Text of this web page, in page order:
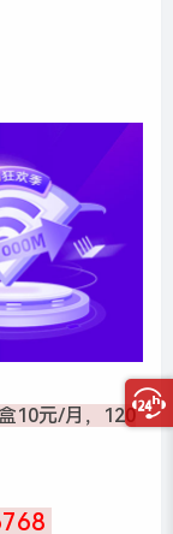
10元/月，120